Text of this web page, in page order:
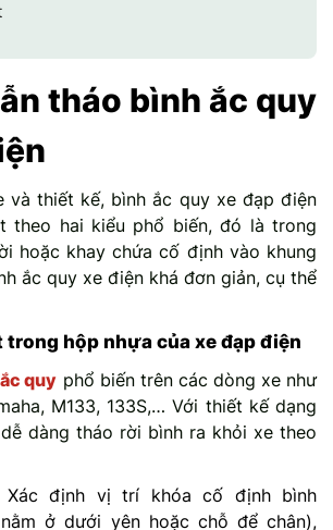
tháo bình ắc quy
và thiết kế, bình ắc quy xe đạp điện
theo hai kiểu phổ biến, đó là trong
hoặc khay chứa cố định vào khung
ắc quy xe điện khá đơn giản, cụ thể
trong hộp nhựa của xe đạp điện
quy phổ biến trên các dòng xe như
M133, 133S,… Với thiết kế dạng
dàng tháo rời bình ra khỏi xe theo
Xác định vị trí khóa cố định bình
ở dưới yên hoặc chỗ để chân),